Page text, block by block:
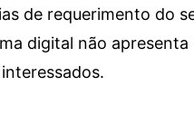
de requerimento do
digital não